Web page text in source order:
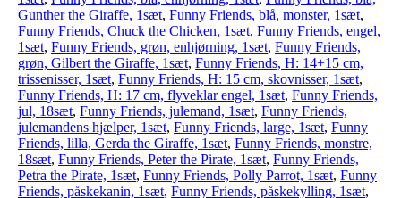
Gunther the Giraffe, 1sæt, Funny Friends, blå, monster, 1sæt,
Funny Friends, Chuck the Chicken, 1sæt, Funny Friends, engel,
1sæt, Funny Friends, grøn, enhjørning, 1sæt, Funny Friends,
grøn, Gilbert the Giraffe, 1sæt, Funny Friends, H: 14+15 cm,
trissenisser, 1sæt, Funny Friends, H: 15 cm, skovnisser, 1sæt,
Funny Friends, H: 17 cm, flyveklar engel, 1sæt, Funny Friends,
jul, 18sæt, Funny Friends, julemand, 1sæt, Funny Friends,
julemandens hjælper, 1sæt, Funny Friends, large, 1sæt, Funny
Friends, lilla, Gerda the Giraffe, 1sæt, Funny Friends, monstre,
18sæt, Funny Friends, Peter the Pirate, 1sæt, Funny Friends,
Petra the Pirate, 1sæt, Funny Friends, Polly Parrot, 1sæt, Funny
Friends, påskekanin, 1sæt, Funny Friends, påskekylling, 1sæt,